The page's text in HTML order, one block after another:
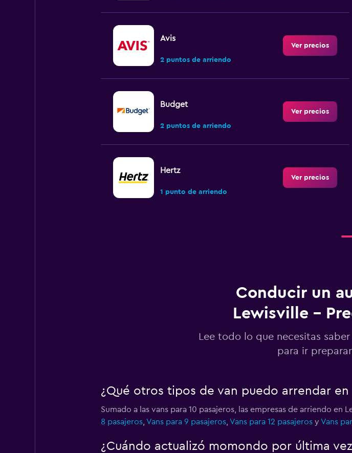
Avis
2 puntos de arriendo
Ver precios
Budget
2 puntos de arriendo
Ver precios
Hertz
1 punto de arriendo
Ver precios
Conducir un
Lewisville -
Lee todo lo que necesitas
para ir
¿Qué otros tipos de van puedo arrendar en
Sumado a las vans para 10 pasajeros, las empresas de arriendo en
8 pasajeros, Vans para 9 pasajeros, Vans para 12 pasajerosy Vans
¿Cuándo actualizó momondo por última